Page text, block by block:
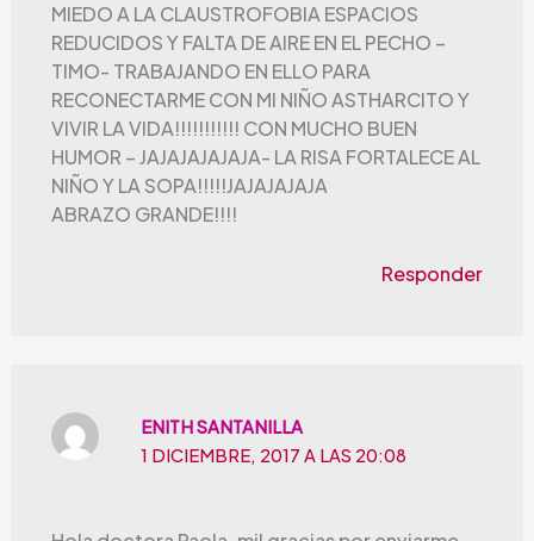
MIEDO A LA CLAUSTROFOBIA ESPACIOS
REDUCIDOS Y FALTA DE AIRE EN EL PECHO –
TIMO- TRABAJANDO EN ELLO PARA
RECONECTARME CON MI NIÑO ASTHARCITO Y
VIVIR LA VIDA!!!!!!!!!!! CON MUCHO BUEN
HUMOR – JAJAJAJAJAJA- LA RISA FORTALECE AL
NIÑO Y LA SOPA!!!!!JAJAJAJAJA
ABRAZO GRANDE!!!!
Responder
ENITH SANTANILLA
1 DICIEMBRE, 2017 A LAS 20:08